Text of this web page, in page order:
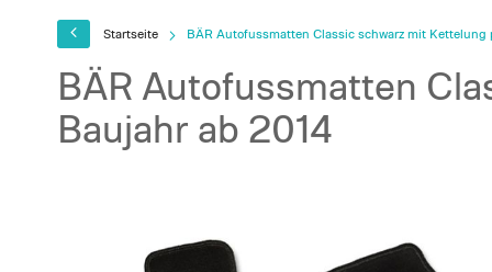
Startseite BÄR Autofussmatten Classic schwarz mit Kettelung
BÄR Autofussmatten
Baujahr ab 2014